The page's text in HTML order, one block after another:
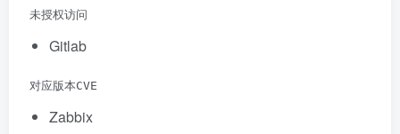
未授权访问
Gitlab
对应版本CVE
Zabbix